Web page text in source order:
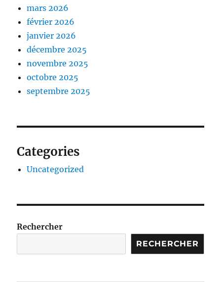
mars 2026
février 2026
janvier 2026
décembre 2025
novembre 2025
octobre 2025
septembre 2025
Categories
Uncategorized
Rechercher
RECHERCHER